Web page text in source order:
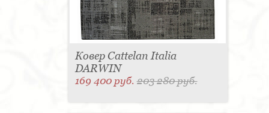
Ковер Cattelan Italia
DARWIN
169 400 руб.203 280 руб.